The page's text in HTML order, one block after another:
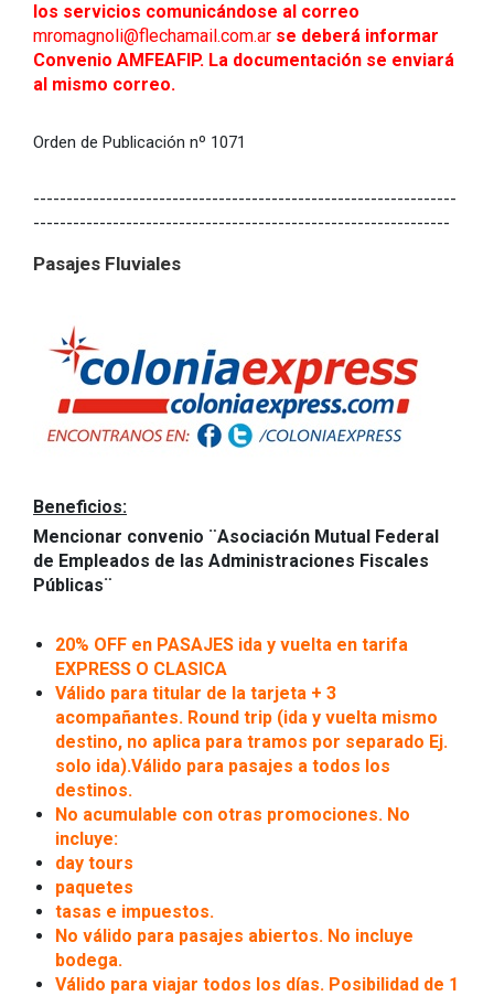
los servicios comunicándose al correo
mromagnoli@flechamail.com.ar se deberá informar
Convenio AMFEAFIP. La documentación se enviará
al mismo correo.
Orden de Publicación nº 1071
----------------------------------------------------------------
---------------------------------------------------------------
Pasajes Fluviales
Beneficios:
Mencionar convenio ¨Asociación Mutual Federal
de Empleados de las Administraciones Fiscales
Públicas¨
20% OFF en PASAJES ida y vuelta en tarifa
EXPRESS O CLASICA
Válido para titular de la tarjeta + 3
acompañantes. Round trip (ida y vuelta mismo
destino, no aplica para tramos por separado Ej.
solo ida).Válido para pasajes a todos los
destinos.
No acumulable con otras promociones. No
incluye:
day tours
paquetes
tasas e impuestos.
No válido para pasajes abiertos. No incluye
bodega.
Válido para viajar todos los días. Posibilidad de 1